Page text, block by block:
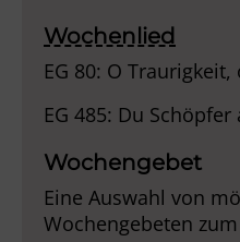
Wochenlied
EG 80: O
EG 485: Du
Wochengebet
Eine Auswahl von
Wochengebeten